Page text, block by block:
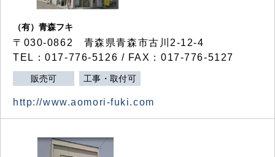
（有）青森フキ
〒030-0862 青森県青森市古川2-12-4
TEL：017-776-5126 / FAX：017-776-5127
販売可 工事・取付可
http://www.aomori-fuki.com